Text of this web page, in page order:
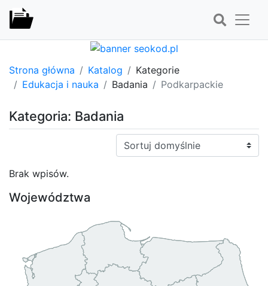
Strona główna Katalog
Kategorie
Edukacja i nauka
Badania Podkarpackie
Kategoria: Badania
Sortuj:
Brak wpisów.
Województwa